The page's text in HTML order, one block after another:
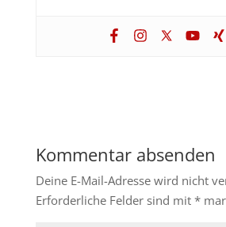
Kommentar absenden
Deine E-Mail-Adresse wird nicht
Erforderliche Felder sind mit *